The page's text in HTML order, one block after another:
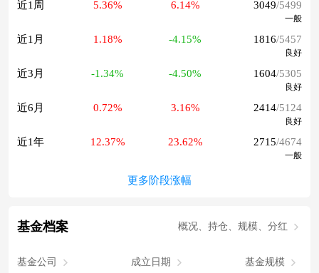
近1周 5.36% 6.14% 3049/5499
一般
近1月 1.18% -4.15% 1816/5457
良好
近3月 -1.34% -4.50% 1604/5305
良好
近6月 0.72% 3.16% 2414/5124
良好
近1年 12.37% 23.62% 2715/4674
一般
更多阶段涨幅
基金档案 概况、持仓、规模、分红
基金公司 成立日期 基金规模